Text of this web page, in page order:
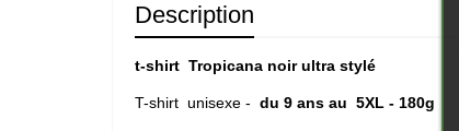
Description
t-shirt Tropicana noir ultra stylé
T-shirt unisexe - du 9 ans au 5XL - 180g